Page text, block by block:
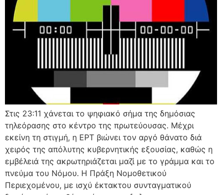
Στις 23:11 χάνεται το ψηφιακό σήμα της δημόσιας
τηλεόρασης στο κέντρο της πρωτεύουσας. Μέχρι
εκείνη τη στιγμή, η ΕΡΤ βιώνει τον αργό θάνατο διά
χειρός της απόλυτης κυβερνητικής εξουσίας, καθώς η
εμβέλειά της ακρωτηριάζεται μαζί με το γράμμα και το
πνεύμα του Νόμου. Η Πράξη Νομοθετικού
Περιεχομένου, με ισχύ έκτακτου συνταγματικού